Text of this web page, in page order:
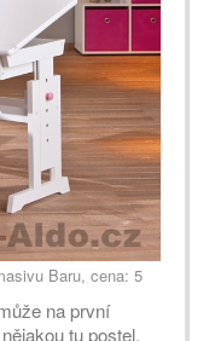
Baru, cena: 5
na první
tu postel,